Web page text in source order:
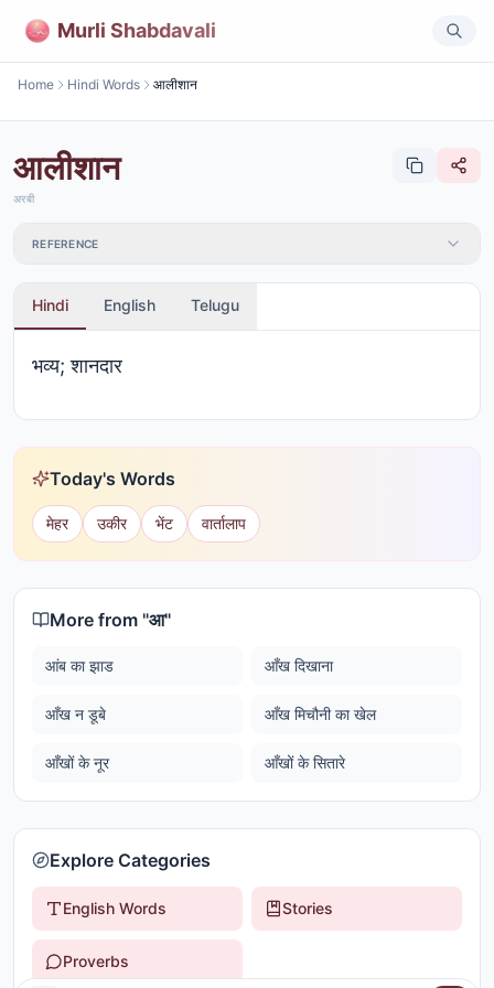
Murli Shabdavali
Home Hindi Words आलीशान
आलीशान
अरबी
REFERENCE
Hindi English Telugu
भव्य; शानदार
Today's Words
मेहर उकीर भेंट वार्तालाप
More from "आ"
आंब का झाड आँख दिखाना
आँख न डूबे आँख मिचौनी का खेल
आँखों के नूर आँखों के सितारे
Explore Categories
English Words Stories
Proverbs